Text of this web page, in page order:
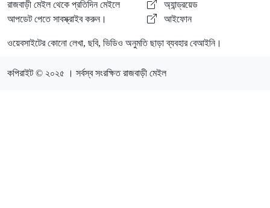
রাজবাড়ী মেইল থেকে প্রতিদিন মেইলে
আপডেট পেতে সাবস্ক্রাইব করুন।
অ্যান্ড্রয়েড
আইফোন
ওয়েবসাইটের কোনো লেখা, ছবি, ভিডিও অনুমতি ছাড়া ব্যবহার বেআইনি।
কপিরাইট © ২০২৫ । সর্বস্ব সংরক্ষিত রাজবাড়ী মেইল